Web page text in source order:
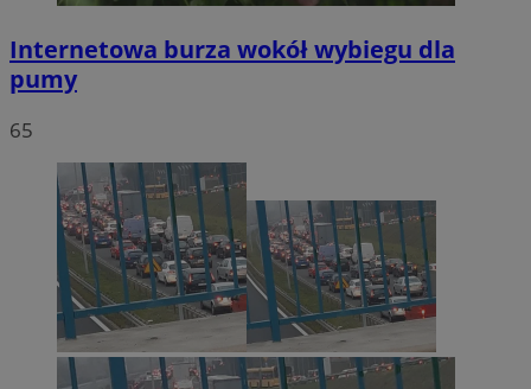
Internetowa burza wokół wybiegu dla
pumy
65